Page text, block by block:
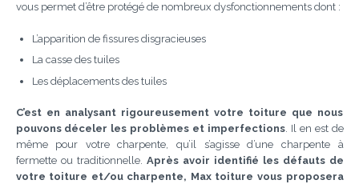
vous permet d’être protégé de nombreux dysfonctionnements dont :
L’apparition de fissures disgracieuses
La casse des tuiles
Les déplacements des tuiles
C’est en analysant rigoureusement votre toiture que nous
pouvons déceler les problèmes et imperfections. Il en est de
même pour votre charpente, qu’il s’agisse d’une charpente à
fermette ou traditionnelle. Après avoir identifié les défauts de
votre toiture et/ou charpente, Max toiture vous proposera